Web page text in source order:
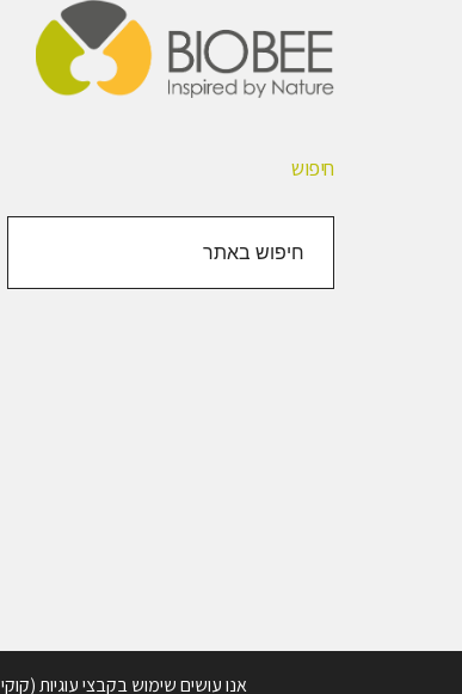
חיפוש
באתר
Copyright © 2026 · BioBee Ltd.